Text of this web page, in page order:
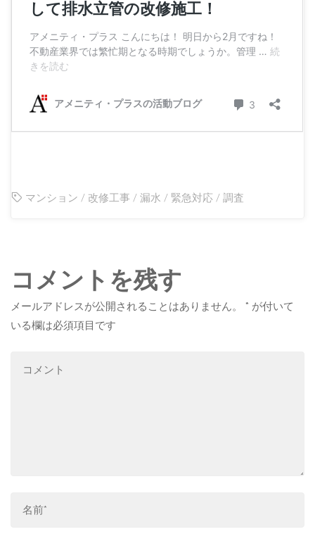
マンション / 改修工事/ 漏水 / 緊急対応/ 調査
コメントを残す
メールアドレスが公開されることはありません。 * が付いて
いる欄は必須項目です